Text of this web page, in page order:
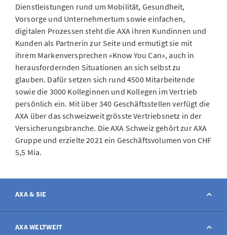
Dienstleistungen rund um Mobilität, Gesundheit,
Vorsorge und Unternehmertum sowie einfachen,
digitalen Prozessen steht die AXA ihren Kundinnen und
Kunden als Partnerin zur Seite und ermutigt sie mit
ihrem Markenversprechen «Know You Can», auch in
herausfordernden Situationen an sich selbst zu
glauben. Dafür setzen sich rund 4500 Mitarbeitende
sowie die 3000 Kolleginnen und Kollegen im Vertrieb
persönlich ein. Mit über 340 Geschäftsstellen verfügt die
AXA über das schweizweit grösste Vertriebsnetz in der
Versicherungsbranche. Die AXA Schweiz gehört zur AXA
Gruppe und erzielte 2021 ein Geschäftsvolumen von CHF
5,5 Mia.
AXA & SIE
Kontakt
AXA WELTWEIT